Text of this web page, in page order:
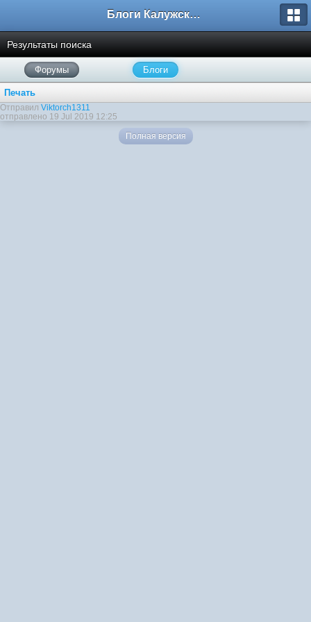
Блоги Калужского перекрестка
Результаты поиска
Форумы Блоги
Печать
Отправил Viktorch1311
отправлено 19 Jul 2019 12:25
Полная версия